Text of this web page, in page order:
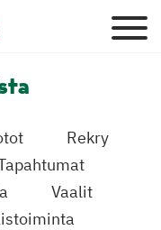
Rekry
Vaalit